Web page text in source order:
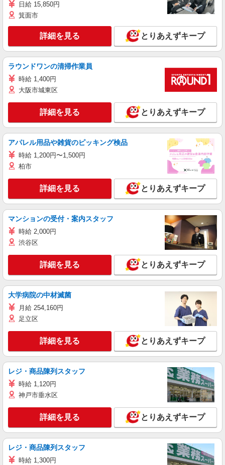
日給 15,850円
箕面市
詳細を見る とりあえずキープ
ラウンドワンの清掃作業員
時給 1,400円
大阪市城東区
詳細を見る とりあえずキープ
アパレル用品や雑貨のピッキング検品
時給 1,200円〜1,500円
柏市
詳細を見る とりあえずキープ
マンションの受付・案内スタッフ
時給 2,000円
渋谷区
詳細を見る とりあえずキープ
大学病院の中材滅菌
月給 254,160円
足立区
詳細を見る とりあえずキープ
レジ・商品陳列スタッフ
時給 1,120円
神戸市垂水区
詳細を見る とりあえずキープ
レジ・商品陳列スタッフ
時給 1,300円